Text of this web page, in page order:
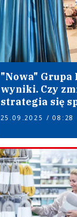
"Nowa" Grupa
wyniki. Czy
strategia się
25.09.2025 / 08:28